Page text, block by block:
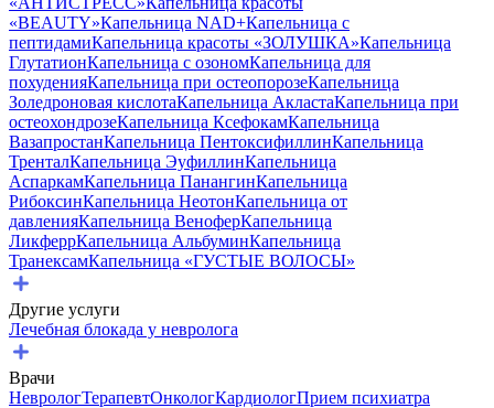
«BEAUTY»Капельница NAD+Капельница с
пептидамиКапельница красоты «ЗОЛУШКА»Капельница
ГлутатионКапельница с озономКапельница для
похуденияКапельница при остеопорозеКапельница
Золедроновая кислотаКапельница АкластаКапельница при
остеохондрозеКапельница КсефокамКапельница
ВазапростанКапельница ПентоксифиллинКапельница
ТренталКапельница ЭуфиллинКапельница
АспаркамКапельница ПанангинКапельница
РибоксинКапельница НеотонКапельница от
давленияКапельница ВеноферКапельница
ЛикферрКапельница АльбуминКапельница
ТранексамКапельница «ГУСТЫЕ ВОЛОСЫ»
Другие услуги
Лечебная блокада у невролога
Врачи
НеврологТерапевтОнкологКардиологПрием психиатра